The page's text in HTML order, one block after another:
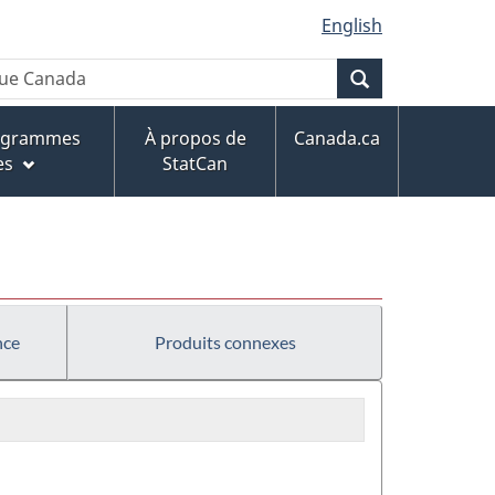
English
À propos de
StatCan
Canada.ca
Produits connexes